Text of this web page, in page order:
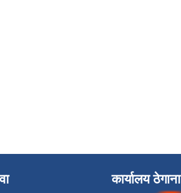
कार्यालय ठेगाना